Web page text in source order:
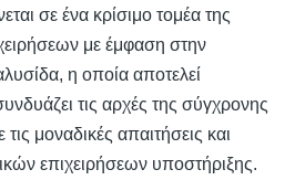
σε ένα κρίσιμο τομέα της
με έμφαση στην
η οποία αποτελεί
τις αρχές της σύγχρονης
μοναδικές απαιτήσεις και
επιχειρήσεων υποστήριξης.